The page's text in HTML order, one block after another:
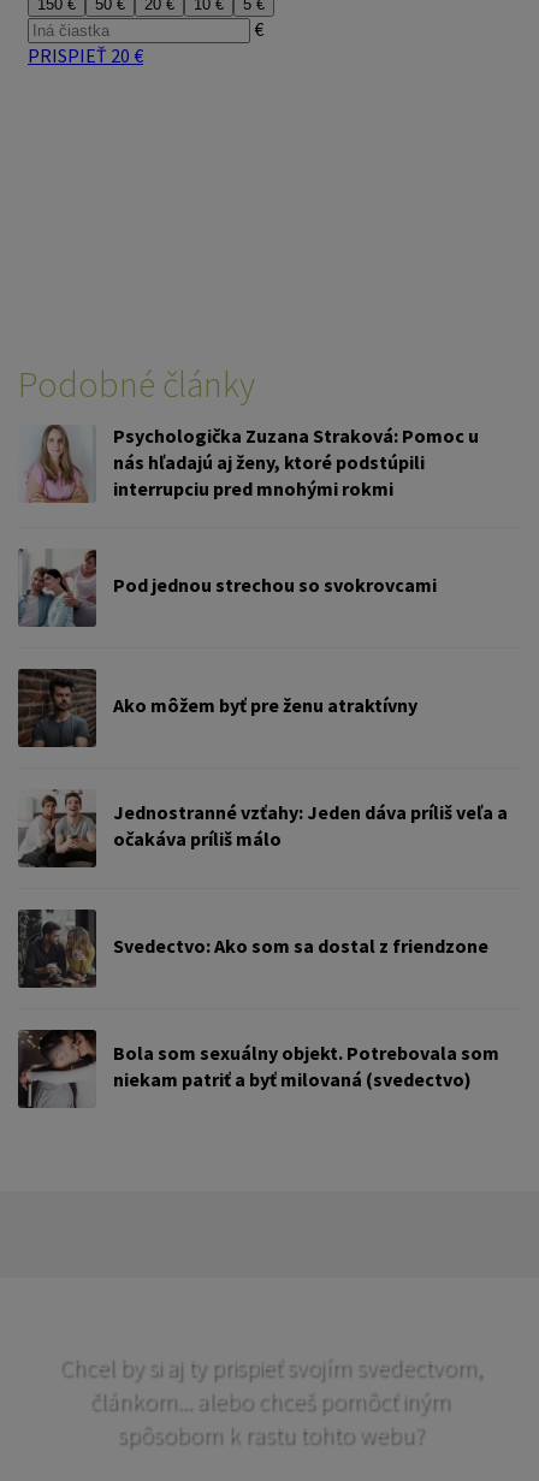
Podobné články
Psychologička Zuzana Straková: Pomoc u
nás hľadajú aj ženy, ktoré podstúpili
interrupciu pred mnohými rokmi
Pod jednou strechou so svokrovcami
Ako môžem byť pre ženu atraktívny
Jednostranné vzťahy: Jeden dáva príliš veľa a
očakáva príliš málo
Svedectvo: Ako som sa dostal z friendzone
Bola som sexuálny objekt. Potrebovala som
niekam patriť a byť milovaná (svedectvo)
Chcel by si aj ty prispieť svojím svedectvom,
článkom... alebo chceš pomôcť iným
spôsobom k rastu tohto webu?